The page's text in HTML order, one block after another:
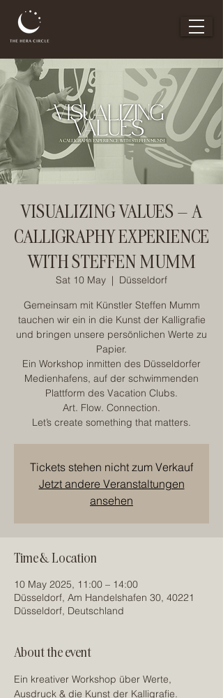
VISUALIZING VALUES – A
CALLIGRAPHY EXPERIENCE
WITH STEFFEN MUMM
Sat 10 May
  |
Düsseldorf
Gemeinsam mit Künstler Steffen Mumm
tauchen wir ein in die Kunst der Kalligrafie
und bringen unsere persönlichen Werte zu
Papier.
Ein Workshop inmitten des Düsseldorfer
Medienhafens, auf der schwimmenden
Plattform des Vacation Clubs.
Art. Flow. Connection.
Let’s create something that matters.
Tickets stehen nicht zum Verkauf
Jetzt andere Veranstaltungen
ansehen
Time & Location
10 May 2025, 11:00 – 14:00
Düsseldorf, Am Handelshafen 30, 40221
Düsseldorf, Deutschland
About the event
Ein kreativer Workshop über Werte,
Ausdruck & die Kunst der Kalligrafie.